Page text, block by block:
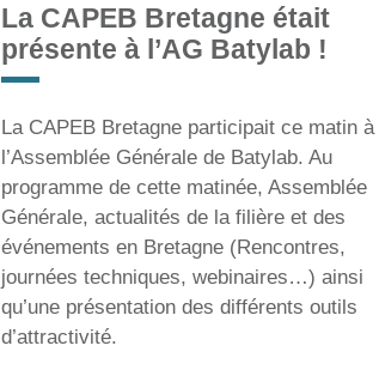
La CAPEB Bretagne était
présente à l’AG Batylab !
La CAPEB Bretagne participait ce matin à
l’Assemblée Générale de Batylab. Au
programme de cette matinée, Assemblée
Générale, actualités de la filière et des
événements en Bretagne (Rencontres,
journées techniques, webinaires…) ainsi
qu’une présentation des différents outils
d’attractivité.